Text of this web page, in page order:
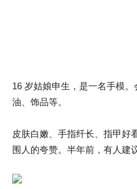
16 岁姑娘申生，是一名手模
油、饰品等。
皮肤白嫩、手指纤长、指甲
围人的夸赞。半年前，有人建